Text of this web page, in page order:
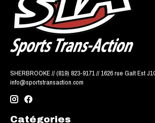
SHERBROOKE // (819) 823-9171 // 1626 rue Galt Est
info@sportstransaction.com
Catégories